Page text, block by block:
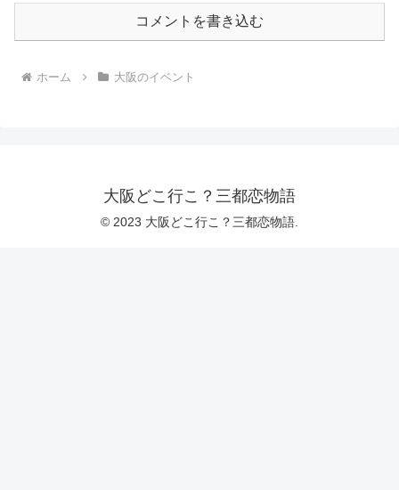
コメントを書き込む
ホーム 大阪のイベント
大阪どこ行こ？三都恋物語
© 2023 大阪どこ行こ？三都恋物語.